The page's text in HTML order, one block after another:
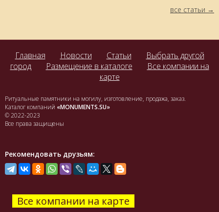
все статьи
Главная Новости Статьи
Выбрать другой
город
Размещение в каталоге
Все компании на
карте
Ритуальные памятники на могилу, изготовление, продажа, заказ.
Каталог компаний «MONUMENTS.SU»
© 2022-2023
Все права защищены
Рекомендовать друзьям:
Все компании на карте